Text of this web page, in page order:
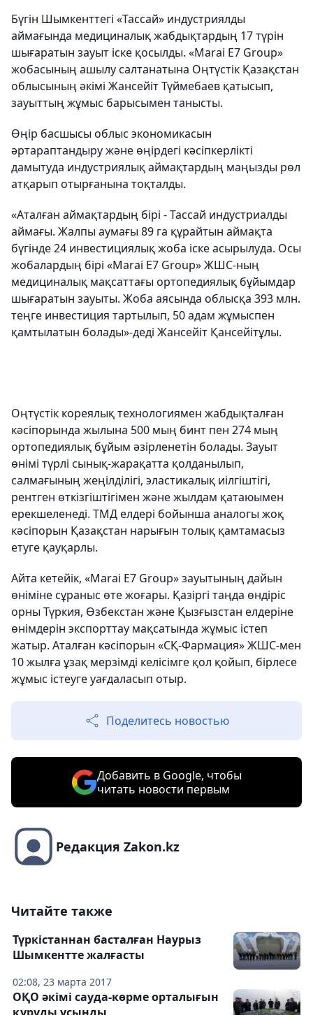
Бүгін Шымкенттегі «Тассай» индустриялды
аймағында медициналық жабдықтардың 17 түрін
шығаратын зауыт іске қосылды. «Marai E7 Group»
жобасының ашылу салтанатына Оңтүстік Қазақстан
облысының әкімі Жансейіт Түймебаев қатысып,
зауыттың жұмыс барысымен танысты.
Өңір басшысы облыс экономикасын
әртараптандыру және өңірдегі кәсіпкерлікті
дамытуда индустриялық аймақтардың маңызды рөл
атқарып отырғанына тоқталды.
«Аталған аймақтардың бірі - Тассай индустриалды
аймағы. Жалпы аумағы 89 га құрайтын аймақта
бүгінде 24 инвестициялық жоба іске асырылуда. Осы
жобалардың бірі «Marai E7 Group» ЖШС-ның
медициналық мақсаттағы ортопедиялық бұйымдар
шығаратын зауыты. Жоба аясында облысқа 393 млн.
теңге инвестиция тартылып, 50 адам жұмыспен
қамтылатын болады»-деді Жансейіт Қансейітұлы.
Оңтүстік кореялық технологиямен жабдықталған
кәсіпорында жылына 500 мың бинт пен 274 мың
ортопедиялық бұйым әзірленетін болады. Зауыт
өнімі түрлі сынық-жарақатта қолданылып,
салмағының жеңілділігі, эластикалық иілгіштігі,
рентген өткізгіштігімен және жылдам қатаюымен
ерекшеленеді. ТМД елдері бойынша аналогы жоқ
кәсіпорын Қазақстан нарығын толық қамтамасыз
етуге қауқарлы.
Айта кетейік, «Marai E7 Group» зауытының дайын
өніміне сұраныс өте жоғары. Қазіргі таңда өндіріс
орны Түркия, Өзбекстан және Қызғызстан елдеріне
өнімдерін экспорттау мақсатында жұмыс істеп
жатыр. Аталған кәсіпорын «СҚ-Фармация» ЖШС-мен
10 жылға ұзақ мерзімді келісімге қол қойып, бірлесе
жұмыс істеуге уағдаласып отыр.
Поделитесь новостью
Добавить в Google, чтобы
читать новости первым
Редакция Zakon.kz
Читайте также
02:08, 23 марта 2017
Түркістаннан басталған Наурыз
Шымкентте жалғасты
ОҚО әкімі сауда-көрме орталығын